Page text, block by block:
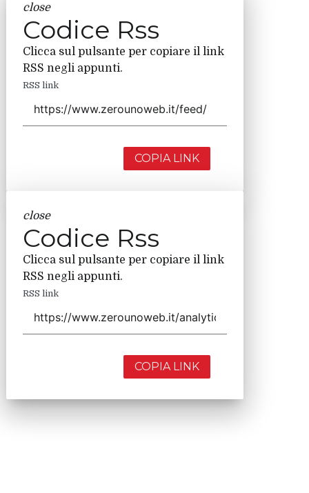
close
Codice Rss
Clicca sul pulsante per copiare il link
RSS negli appunti.
RSS link
COPIA LINK
close
Codice Rss
Clicca sul pulsante per copiare il link
RSS negli appunti.
RSS link
COPIA LINK